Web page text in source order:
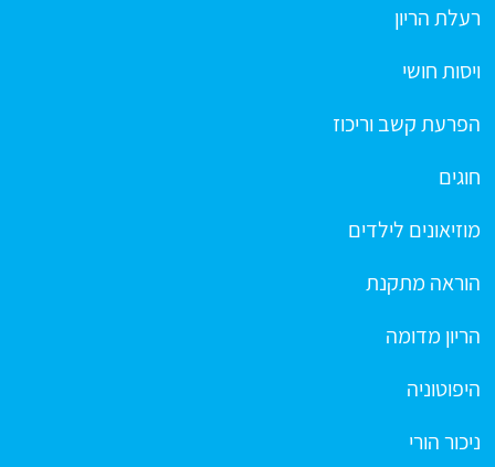
רעלת הריון
ויסות חושי
הפרעת קשב וריכוז
חוגים
מוזיאונים לילדים
הוראה מתקנת
הריון מדומה
היפוטוניה
ניכור הורי